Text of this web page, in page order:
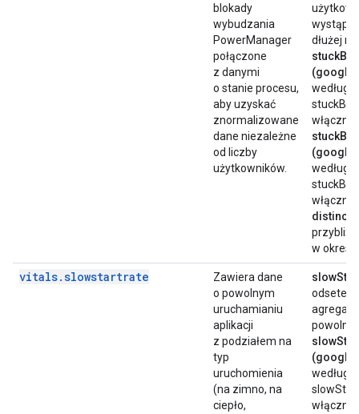
blokady
wybudzania
PowerManager
połączone
z danymi
o stanie procesu,
aby uzyskać
znormalizowane
dane niezależne
od liczby
użytkowników.
dłużej
według
włącznie.
według
włącznie.
w
vitals.slowstartrate
Zawiera dane
o powolnym
uruchamianiu
aplikacji
z podziałem na
typ
uruchomienia
(na zimno, na
ciepło,
odsetek
według
włącznie.